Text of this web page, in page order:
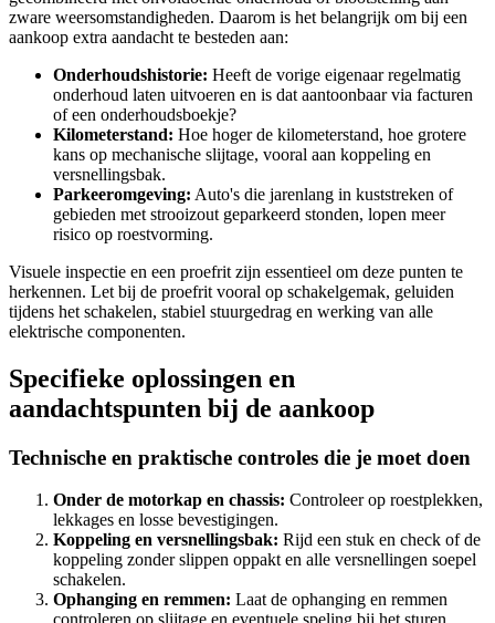
zware weersomstandigheden. Daarom is het belangrijk om bij een
aankoop extra aandacht te besteden aan:
Onderhoudshistorie: Heeft de vorige eigenaar regelmatig
onderhoud laten uitvoeren en is dat aantoonbaar via facturen
of een onderhoudsboekje?
Kilometerstand: Hoe hoger de kilometerstand, hoe grotere
kans op mechanische slijtage, vooral aan koppeling en
versnellingsbak.
Parkeeromgeving: Auto's die jarenlang in kuststreken of
gebieden met strooizout geparkeerd stonden, lopen meer
risico op roestvorming.
Visuele inspectie en een proefrit zijn essentieel om deze punten te
herkennen. Let bij de proefrit vooral op schakelgemak, geluiden
tijdens het schakelen, stabiel stuurgedrag en werking van alle
elektrische componenten.
Specifieke oplossingen en
aandachtspunten bij de aankoop
Technische en praktische controles die je moet doen
Onder de motorkap en chassis: Controleer op roestplekken,
lekkages en losse bevestigingen.
Koppeling en versnellingsbak: Rijd een stuk en check of de
koppeling zonder slippen oppakt en alle versnellingen soepel
schakelen.
Ophanging en remmen: Laat de ophanging en remmen